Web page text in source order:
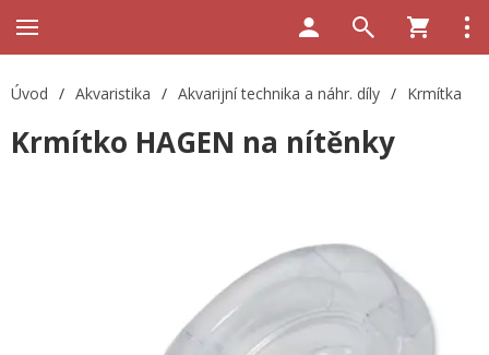
Úvod / Akvaristika / Akvarijní technika a náhr. díly / Krmítka
Krmítko HAGEN na nítěnky